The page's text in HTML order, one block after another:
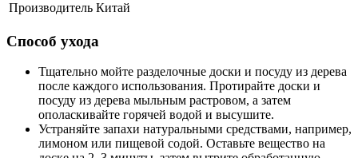
Производитель Китай
Способ ухода
Тщательно мойте разделочные доски и посуду из дерева
после каждого использования. Протирайте доски и
посуду из дерева мыльным растровом, а затем
ополаскивайте горячей водой и высушите.
Устраняйте запахи натуральными средствами, например,
лимоном или пищевой содой. Оставьте вещество на